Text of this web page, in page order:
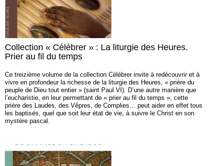
Collection « Célébrer » : La liturgie des Heures.
Prier au fil du temps
Ce treizième volume de la collection Célébrer invite à redécouvrir et à
vivre en profondeur la richesse de la liturgie des Heures, « prière du
peuple de Dieu tout entier » (saint Paul VI). D’une autre manière que
l’eucharistie, en leur permettant de « prier au fil du temps », cette
prière des Laudes, des Vêpres, de Complies… peut aider en effet tous
les baptisés, quel que soit leur état de vie, à suivre le Christ en son
mystère pascal.